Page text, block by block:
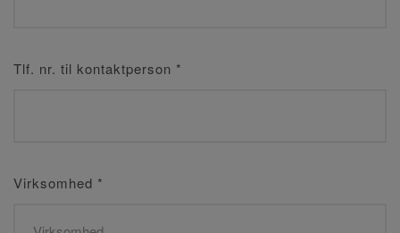
Tlf. nr. til kontaktperson *
Virksomhed *